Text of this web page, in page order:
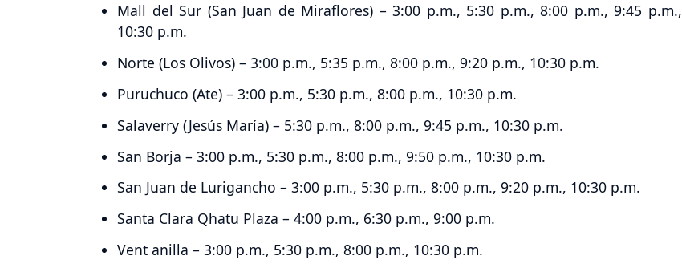
Mall del Sur (San Juan de Miraflores) – 3:00 p.m., 5:30 p.m., 8:00 p.m., 9:45 p.m.,
10:30 p.m.
Norte (Los Olivos) – 3:00 p.m., 5:35 p.m., 8:00 p.m., 9:20 p.m., 10:30 p.m.
Puruchuco (Ate) – 3:00 p.m., 5:30 p.m., 8:00 p.m., 10:30 p.m.
Salaverry (Jesús María) – 5:30 p.m., 8:00 p.m., 9:45 p.m., 10:30 p.m.
San Borja – 3:00 p.m., 5:30 p.m., 8:00 p.m., 9:50 p.m., 10:30 p.m.
San Juan de Lurigancho – 3:00 p.m., 5:30 p.m., 8:00 p.m., 9:20 p.m., 10:30 p.m.
Santa Clara Qhatu Plaza – 4:00 p.m., 6:30 p.m., 9:00 p.m.
Vent anilla – 3:00 p.m., 5:30 p.m., 8:00 p.m., 10:30 p.m.